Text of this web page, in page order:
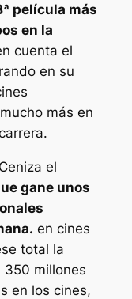
película más
en la
cuenta el
en su
más en
el
gane unos
en cines
total la
350 millones
en los cines,